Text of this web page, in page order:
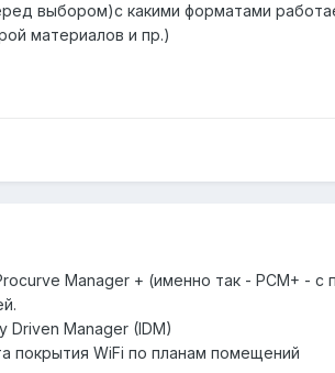
выбором)с какими форматами
материалов и пр.)
Manager + (именно так - PCM+ -
Driven Manager (IDM)
покрытия WiFi по планам помещений